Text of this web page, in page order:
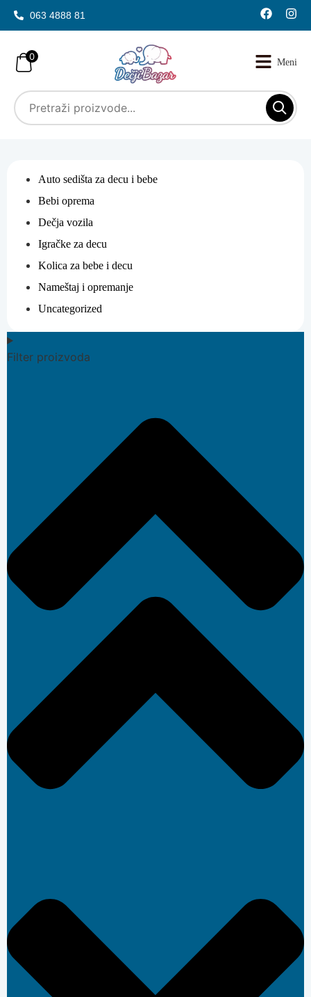
063 4888 81
0
Auto sedišta za decu i bebe
Bebi oprema
Dečja vozila
Igračke za decu
Kolica za bebe i decu
Nameštaj i opremanje
Uncategorized
Filter proizvoda